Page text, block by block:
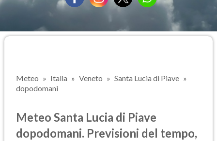
Meteo Italia Veneto
Santa Lucia di Piave
dopodomani
Meteo Santa Lucia di Piave
dopodomani. Previsioni del tempo,